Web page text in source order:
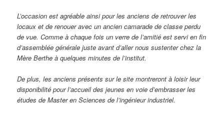
L’occasion est agréable ainsi pour les anciens de retrouver les
locaux et de renouer avec un ancien camarade de classe perdu
de vue. Comme à chaque fois un verre de l’amitié est servi en fin
d’assemblée générale juste avant d’aller nous sustenter chez la
Mère Berthe à quelques minutes de l’institut.
De plus, les anciens présents sur le site montreront à loisir leur
disponibilité pour l’accueil des jeunes en voie d’embrasser les
études de Master en Sciences de l’ingénieur industriel.